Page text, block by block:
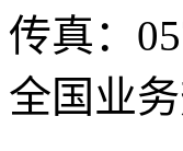
传真：
全国业